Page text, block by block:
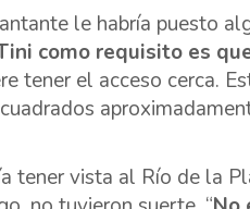
le habría puesto
como requisito es
tener el acceso cerca.
tener vista al Río de la